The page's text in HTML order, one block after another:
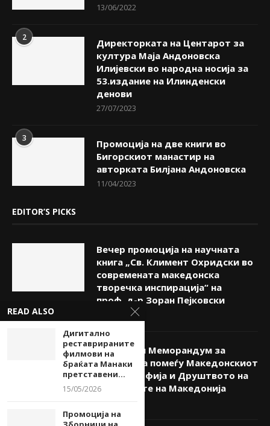
13/06/2022
2
Директорката на Центарот за
култура Маја Андоновска
Илијевски во народна носија за
53.издание на Илинденски
денови
27/07/2023
3
Промоција на две книги во
Бигорскиот манастир на
авторката Билјана Андоновска
11/04/2023
EDITOR’S PICKS
Вечер промоција на научната
книга „Св. Климент Охридски во
современата македонска
творечка инспирација“ на
проф. д-р Зоран Пејковски
08/08/2026
Потпишан Меморандум за
соработка помеѓу Македонскиот
КИЦ во Софија и Друштвото на
писателите на Македонија
READ ALSO
Дигитално
реставрираните
филмови на
браќата Манаки
претставени...
15/05/2026
Промоција на